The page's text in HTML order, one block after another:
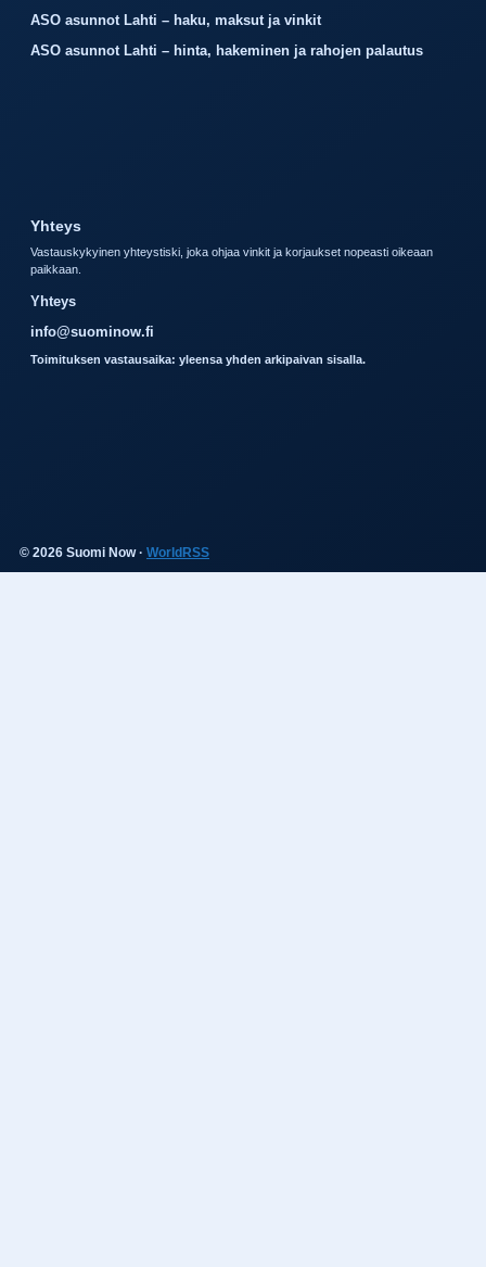
ASO asunnot Lahti – haku, maksut ja vinkit
ASO asunnot Lahti – hinta, hakeminen ja rahojen palautus
Yhteys
Vastauskykyinen yhteystiski, joka ohjaa vinkit ja korjaukset nopeasti oikeaan
paikkaan.
Yhteys
info@suominow.fi
Toimituksen vastausaika: yleensa yhden arkipaivan sisalla.
© 2026 Suomi Now · WorldRSS